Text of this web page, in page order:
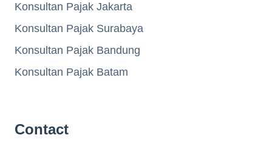
Konsultan Pajak Jakarta
Konsultan Pajak Surabaya
Konsultan Pajak Bandung
Konsultan Pajak Batam
Contact